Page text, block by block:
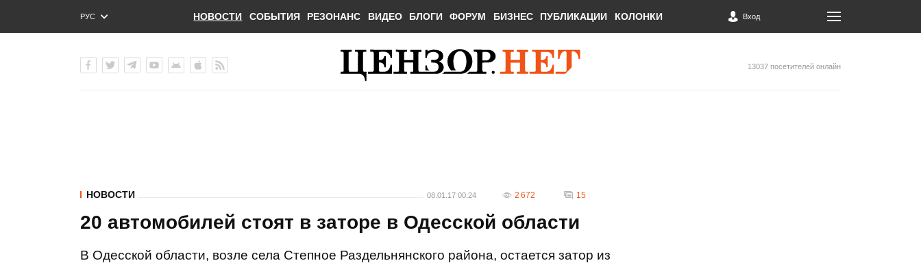
РУС
ENG
НОВОСТИ СОБЫТИЯ РЕЗОНАНС ВИДЕО БЛОГИ ФОРУМ БИЗНЕС ПУБЛИКАЦИИ КОЛОНКИ Вход
13037 посетителей онлайн
НОВОСТИ 08.01.17 00:24 2 672 15
20 автомобилей стоят в заторе в Одесской области
В Одесской области, возле села Степное Раздельнянского района, остается затор из